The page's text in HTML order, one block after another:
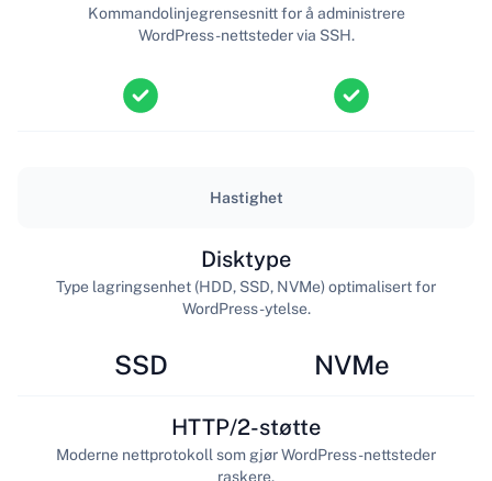
Kommandolinjegrensesnitt for å administrere
WordPress-nettsteder via SSH.
Hastighet
SSD
Disktype
Type lagringsenhet (HDD, SSD, NVMe) optimalisert for
WordPress-ytelse.
NVMe
HTTP/2-støtte
Moderne nettprotokoll som gjør WordPress-nettsteder
raskere.